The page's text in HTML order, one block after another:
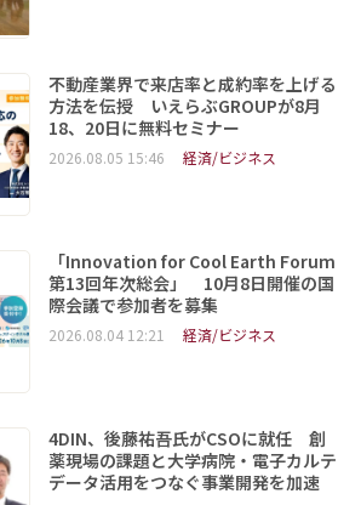
不動産業界で来店率と成約率を上げる
方法を伝授 いえらぶGROUPが8月
18、20日に無料セミナー
2026.08.05 15:46 経済/ビジネス
「Innovation for Cool Earth Forum
第13回年次総会」 10月8日開催の国
際会議で参加者を募集
2026.08.04 12:21 経済/ビジネス
4DIN、後藤祐吾氏がCSOに就任 創
薬現場の課題と大学病院・電子カルテ
データ活用をつなぐ事業開発を加速